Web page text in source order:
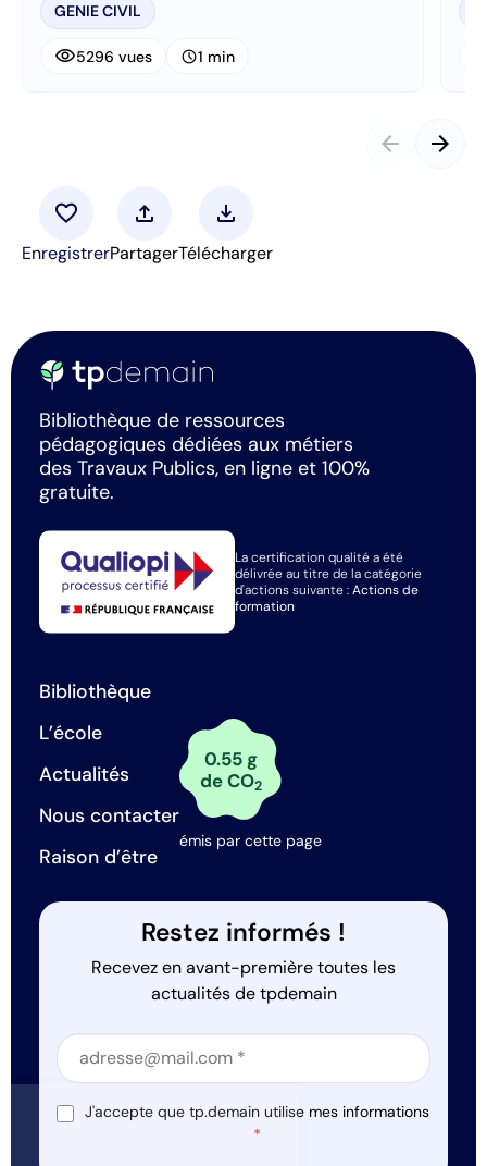
GENIE CIVIL
visibility5296 vues schedule1 min
arrow_back arrow_forward
favorite
Enregistrer
upload
Partager
download
Télécharger
Bibliothèque de ressources
pédagogiques dédiées aux métiers
des Travaux Publics, en ligne et 100%
gratuite.
La certification qualité a été
délivrée au titre de la catégorie
d'actions suivante :Actions de
formation
Bibliothèque
L’école
Actualités
Nous contacter
Raison d’être
0.55 g
de CO2
émis par cette page
Restez informés !
Recevez en avant-première toutes les
actualités de tpdemain
Section
Section
J'accepte que tp.demain utilise mes informations
*
c'est nous...